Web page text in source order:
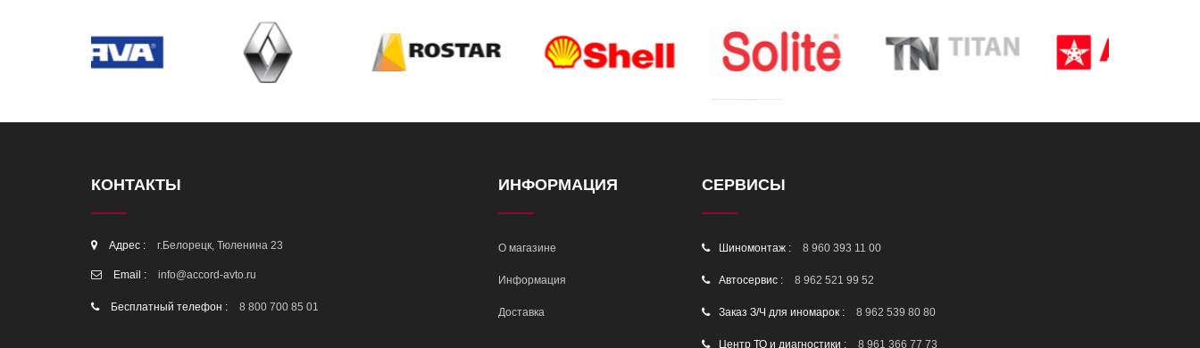
КОНТАКТЫ
Адрес : г.Белорецк, Тюленина 23
Email : info@accord-avto.ru
Бесплатный телефон : 8 800 700 85 01
ИНФОРМАЦИЯ
О магазине
Информация
Доставка
СЕРВИСЫ
Шиномонтаж : 8 960 393 11 00
Автосервис : 8 962 521 99 52
Заказ З/Ч для иномарок : 8 962 539 80 80
Центр ТО и диагностики : 8 961 366 77 73